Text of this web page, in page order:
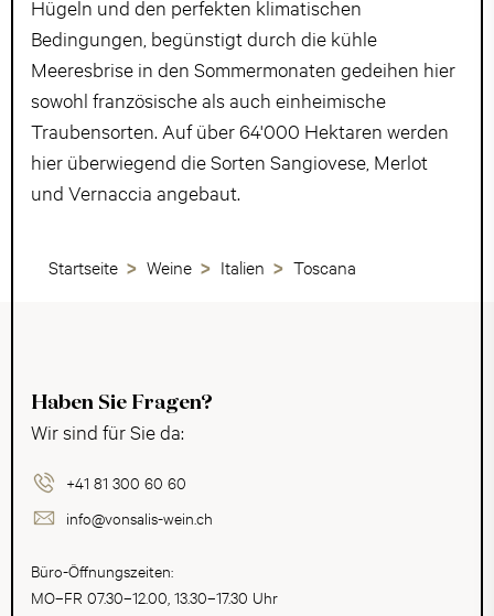
Hügeln und den perfekten klimatischen
Bedingungen, begünstigt durch die kühle
Meeresbrise in den Sommermonaten gedeihen hier
sowohl französische als auch einheimische
Traubensorten. Auf über 64'000 Hektaren werden
hier überwiegend die Sorten Sangiovese, Merlot
und Vernaccia angebaut.
Startseite Weine Italien Toscana
Haben Sie Fragen?
Wir sind für Sie da:
+41 81 300 60 60
info@vonsalis-wein.ch
Büro-Öffnungszeiten:
MO–FR 07.30–12.00, 13.30–17.30 Uhr